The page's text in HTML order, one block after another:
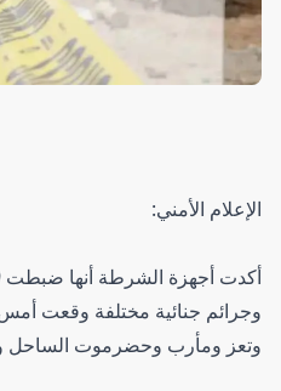
الإعلام الأمني:
وجرائم جنائية مختلفة وقعت
وتعز ومأرب وحضرموت الساحل